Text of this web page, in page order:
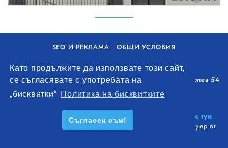
Като продължите да използвате този сайт,
се съгласявате с употребата на
„бисквитки“ Политика на бисквитките
Съгласен съм!
SEO И РЕКЛАМА
ОБЩИ УСЛОВИЯ
Уолоу Интернешънъл ЕООД, гр. Варна, бул. Генерал Колев 54
+359 893 621 112
office@remontna-brigada.com
Създай профил на своя строителен бизнес тук
. Всички права запазени. Изработка на софтуер от